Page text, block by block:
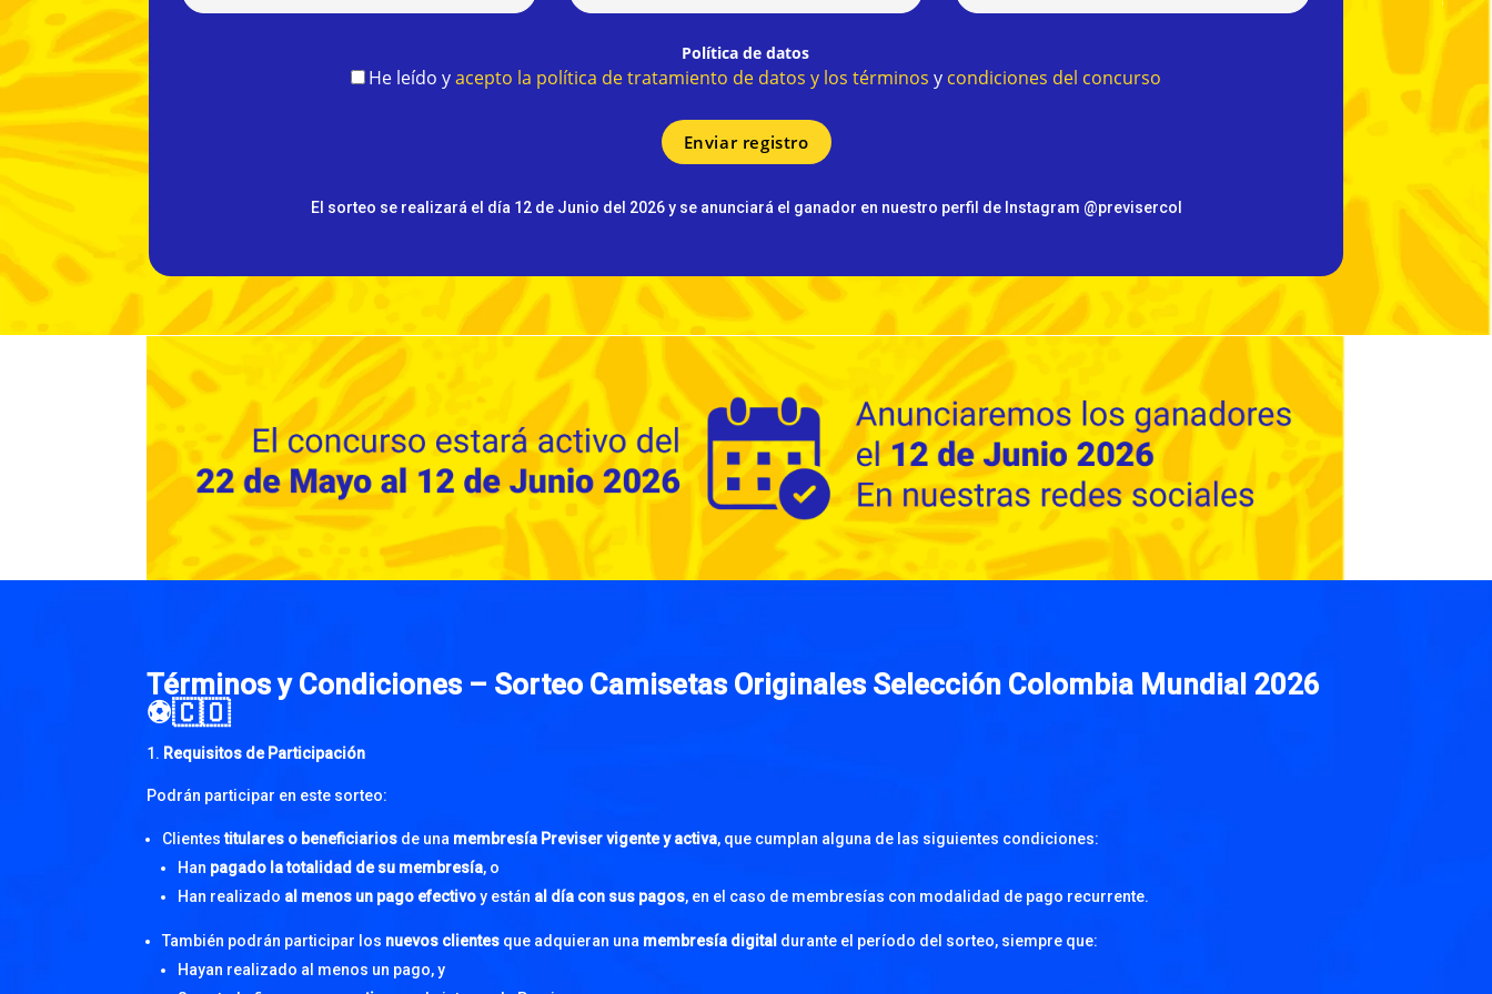
Política de datos
He leído yacepto la política de tratamiento de datos y los términos y condiciones del concurso
El sorteo se realizará el día 12 de Junio del 2026 y se anunciará el ganador en nuestro perfil de Instagram @previsercol
Términos y Condiciones – Sorteo Camisetas Originales Selección Colombia Mundial 2026
⚽🇨🇴
Requisitos de Participación
Podrán participar en este sorteo:
Clientestitulares o beneficiarios de una membresía Previser vigente y activa, que cumplan alguna de las siguientes condiciones:
Han pagado la totalidad de su membresía, o
Han realizado al menos un pago efectivoy están al día con sus pagos, en el caso de membresías con modalidad de pago recurrente.
También podrán participar los nuevos clientes que adquieran una membresía digital durante el período del sorteo, siempre que:
Hayan realizado al menos un pago, y